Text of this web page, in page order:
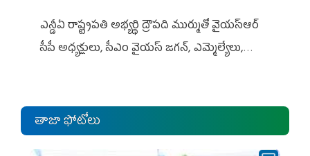
ఎన్డీఏ రాష్ట్ర‌ప‌తి అభ్య‌ర్థి ద్రౌప‌ది ముర్ముతో వైయ‌స్ఆర్
సీపీ అధ్య‌క్షులు, సీఎం వైయ‌స్ జ‌గ‌న్, ఎమ్మెల్యేలు,
తాజా ఫోటోలు